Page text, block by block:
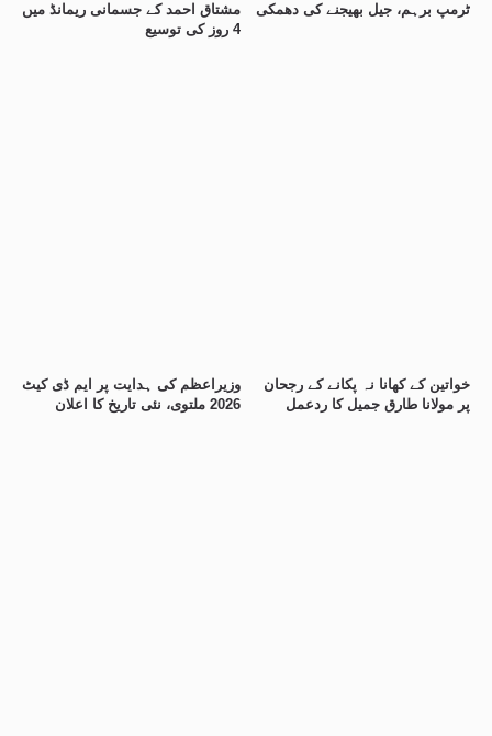
مشتاق احمد کے جسمانی ریمانڈ میں
4 روز کی توسیع
ٹرمپ برہم، جیل بھیجنے کی دھمکی
وزیراعظم کی ہدایت پر ایم ڈی کیٹ
2026 ملتوی، نئی تاریخ کا اعلان
خواتین کے کھانا نہ پکانے کے رجحان
پر مولانا طارق جمیل کا ردعمل